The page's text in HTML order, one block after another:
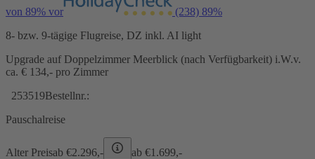
von 89% vor (238) 89%
8- bzw. 9-tägige Flugreise, DZ inkl. AI light
Upgrade auf Doppelzimmer Meerblick (nach Verfügbarkeit) i.W.v.
ca. € 134,- pro Zimmer
253519Bestellnr.:
Pauschalreise
Alter Preisab €2.296,- ab €1.699,-